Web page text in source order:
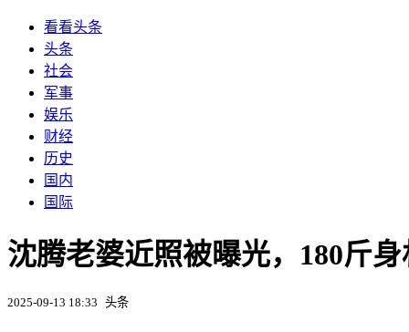
看看头条
头条
社会
军事
娱乐
财经
历史
国内
国际
沈腾老婆近照被曝光，180斤
2025-09-13 18:33 头条